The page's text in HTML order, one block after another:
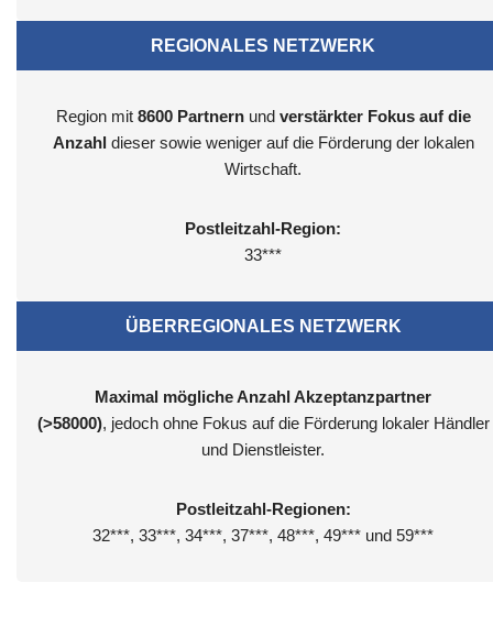
REGIONALES NETZWERK
Region mit 8600 Partnernund verstärkter Fokus auf die
Anzahl dieser sowie weniger auf die Förderung der lokalen
Wirtschaft.
Postleitzahl-Region:
33***
ÜBERREGIONALES NETZWERK
Maximal mögliche Anzahl Akzeptanzpartner
(>58000), jedoch ohne Fokus auf die Förderung lokaler Händler
und Dienstleister.
Postleitzahl-Regionen:
32***, 33***, 34***, 37***, 48***, 49*** und 59***